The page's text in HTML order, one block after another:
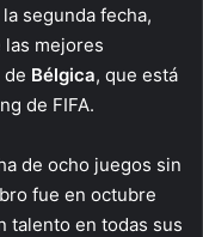
segunda fecha,
mejores
de Bélgica, que está
de FIFA.
de ocho juegos sin
fue en octubre
talento en todas sus